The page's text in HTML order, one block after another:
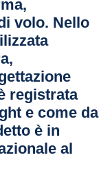
volo. Nello
registrata
e come da
è in
al